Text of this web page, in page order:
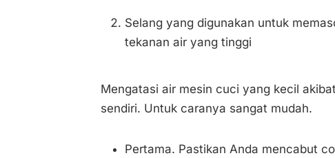
Selang yang digunakan untuk
tekanan air yang tinggi
Mengatasi air mesin cuci yang kecil akibat
sendiri. Untuk caranya sangat mudah.
Pertama. Pastikan Anda mencabut